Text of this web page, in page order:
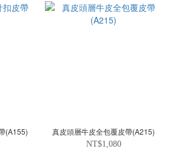
(A155) 真皮頭層牛皮全包覆皮帶(A215)
NT$1,080